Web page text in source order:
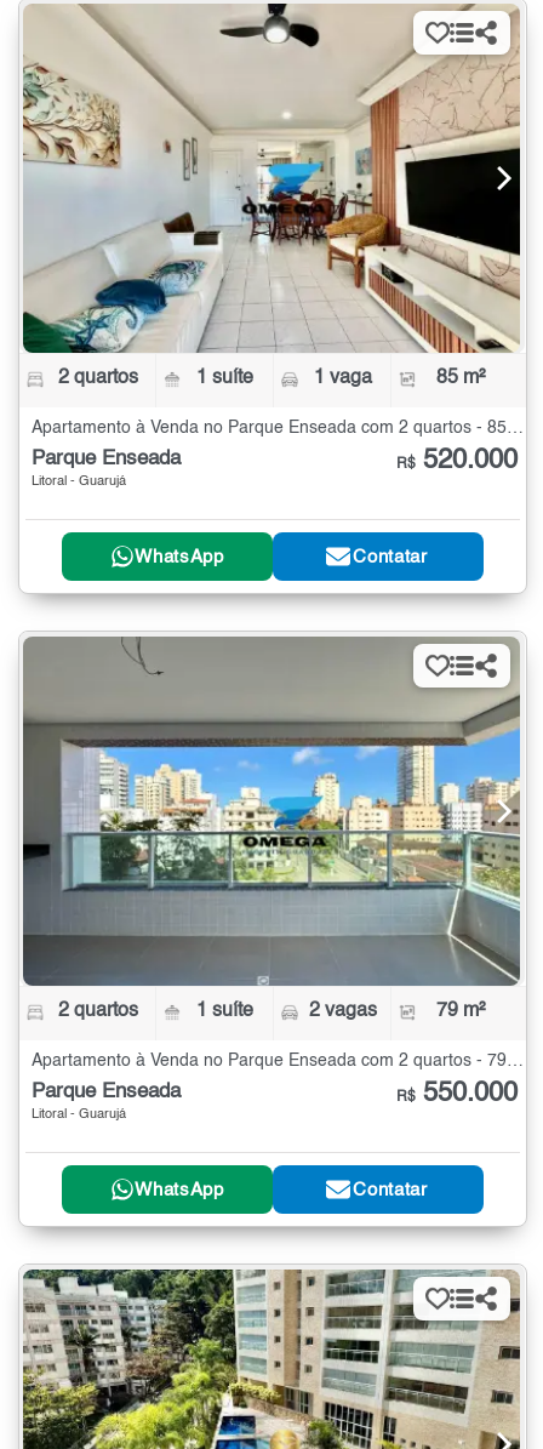
2 quartos 1 suíte 1 vaga 85 m²
Apartamento à Venda no Parque Enseada com 2 quartos - 85 m²
Parque Enseada
Litoral - Guarujá
R$ 520.000
WhatsApp Contatar
2 quartos 1 suíte 2 vagas 79 m²
Apartamento à Venda no Parque Enseada com 2 quartos - 79 m²
Parque Enseada
Litoral - Guarujá
R$ 550.000
WhatsApp Contatar